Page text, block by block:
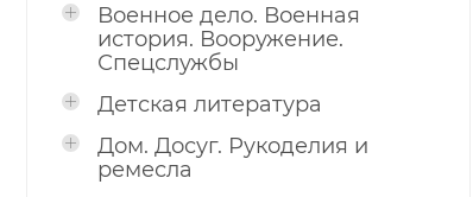
Военное дело. Военная
история. Вооружение.
Спецслужбы
Детская литература
Дом. Досуг. Рукоделия и
ремесла